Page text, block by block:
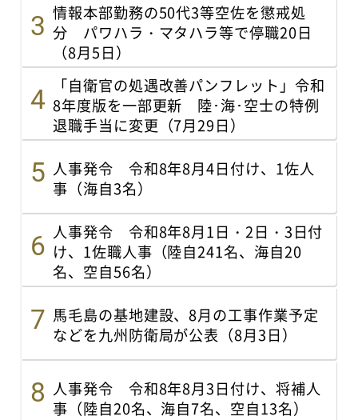
情報本部勤務の50代3等空佐を懲戒処
分 パワハラ・マタハラ等で停職20日
（8月5日）
「自衛官の処遇改善パンフレット」令和
8年度版を一部更新 陸･海･空士の特例
退職手当に変更（7月29日）
人事発令 令和8年8月4日付け、1佐人
事（海自3名）
人事発令 令和8年8月1日・2日・3日付
け、1佐職人事（陸自241名、海自20
名、空自56名）
馬毛島の基地建設、8月の工事作業予定
などを九州防衛局が公表（8月3日）
人事発令 令和8年8月3日付け、将補人
事（陸自20名、海自7名、空自13名）